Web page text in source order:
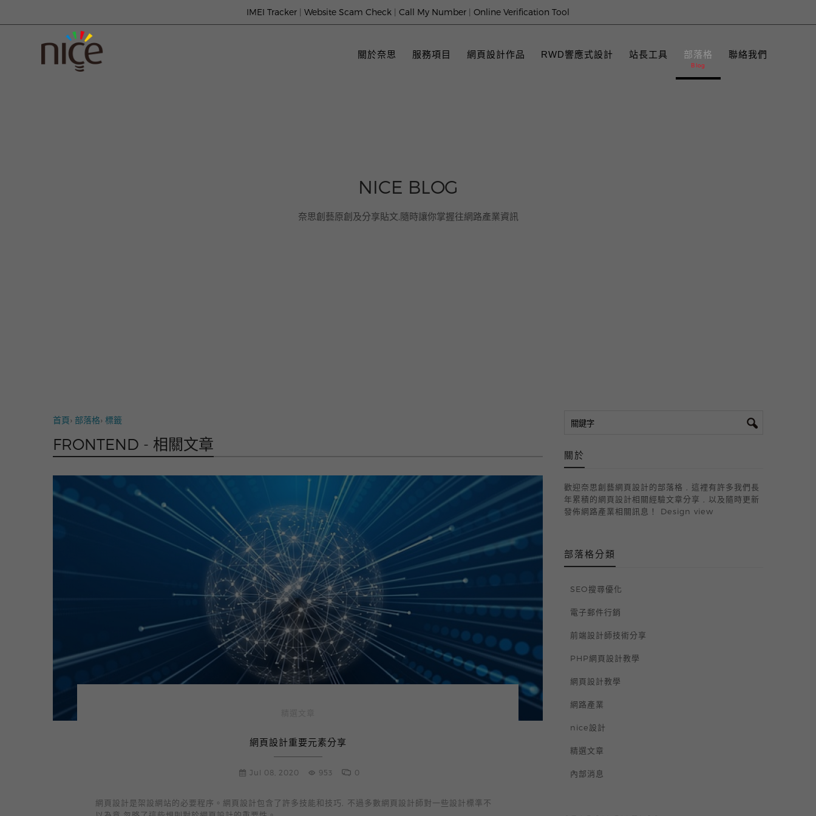
IMEI Tracker | Website Scam Check | Call My Number | Online Verification Tool
關於奈思 服務項目 網頁設計作品 RWD響應式設計 站長工具 部落格 聯絡我們
NICE BLOG
奈思創藝原創及分享貼文,隨時讓你掌握往網路產業資訊
首頁› 部落格› 標籤
FRONTEND - 相關文章
網頁設計重要元素分享
Jul 08, 2020 953 0
網頁設計是架設網站的必要程序。網頁設計包含了許多技能和技巧, 不過多數網頁設計師對一些設計標準不
關於
歡迎奈思創藝網頁設計的部落格 , 這裡有許多我們長
年累積的網頁設計相關經驗文章分享 , 以及隨時更新
發佈網路產業相關訊息！ Design view
部落格
SEO搜尋優化
電子郵件行銷
前端設計師技術分享
PHP網頁設計教學
網頁設計教學
網路產業
nice設計
精選文章
內部消息